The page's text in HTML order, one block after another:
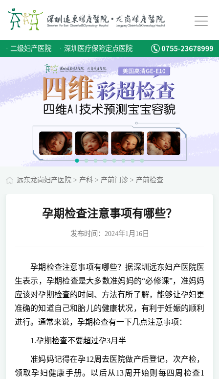
· 二级妇产医院 · 深圳医疗保险定点医院
远东龙岗妇产医院> 产科> 产前门诊> 产前检查
孕期检查注意事项有哪些？
发布时间：2024年1月16日
孕期检查注意事项有哪些？据深圳远东妇产医院医
生表示，孕期检查是大多数准妈妈的“必修课”，准妈妈
应该对孕期检查的时间、方法有所了解，能够让孕妇更
准确的知道自己和胎儿的健康状况，有利于妊娠的顺利
进行。通常来说，孕期检查有一下几点注意事项：
1.孕期检查不要超过孕3月半
准妈妈记得在孕12周去医院做产后登记，次产检，
领取孕妇健康手册。以后从13周开始则每四周检查1